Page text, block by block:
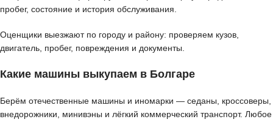
пробег, состояние и история обслуживания.
Оценщики выезжают по городу и району: проверяем кузов,
двигатель, пробег, повреждения и документы.
Какие машины выкупаем в Болгаре
Берём отечественные машины и иномарки — седаны, кроссоверы,
внедорожники, минивэны и лёгкий коммерческий транспорт. Любое